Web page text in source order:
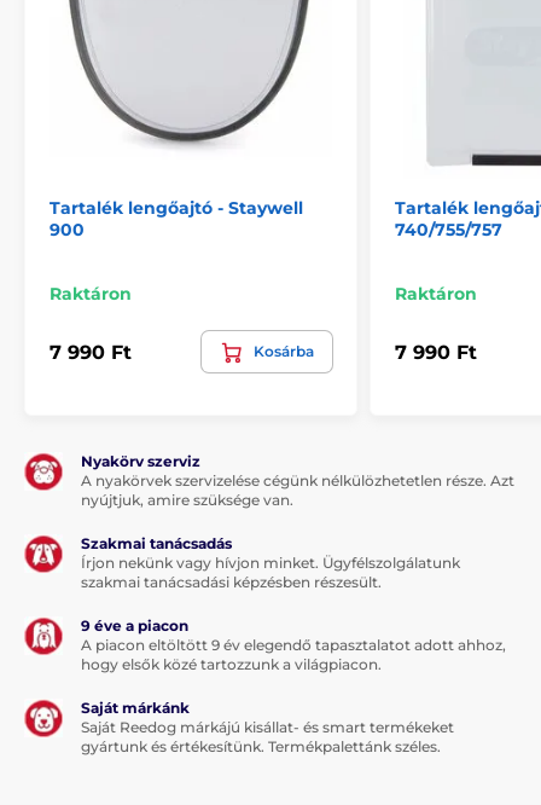
Tartalék lengőajtó - Staywell
900
Raktáron
7 990 Ft Kosárba
Tartalék
740/755/757
Raktáron
7 990 Ft
Nyakörv szerviz
A nyakörvek szervizelése cégünk nélkülözhetetlen része. Azt
nyújtjuk, amire szüksége van.
Szakmai tanácsadás
Írjon nekünk vagy hívjon minket. Ügyfélszolgálatunk
szakmai tanácsadási képzésben részesült.
9 éve a piacon
A piacon eltöltött 9 év elegendő tapasztalatot adott ahhoz,
hogy elsők közé tartozzunk a világpiacon.
Saját márkánk
Saját Reedog márkájú kisállat- és smart termékeket
gyártunk és értékesítünk. Termékpalettánk széles.